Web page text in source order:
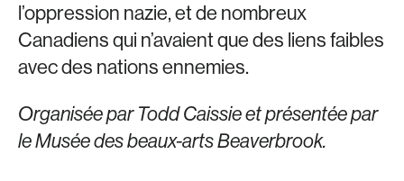
l’oppression nazie, et de nombreux
Canadiens qui n’avaient que des liens faibles
avec des nations ennemies.
Organisée par Todd Caissie et présentée par
le Musée des beaux-arts Beaverbrook.